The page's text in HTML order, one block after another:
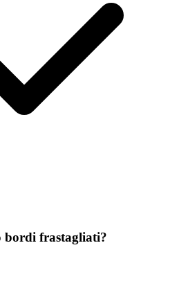
bordi frastagliati?